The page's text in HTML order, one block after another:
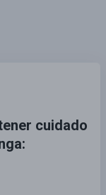
cuidado